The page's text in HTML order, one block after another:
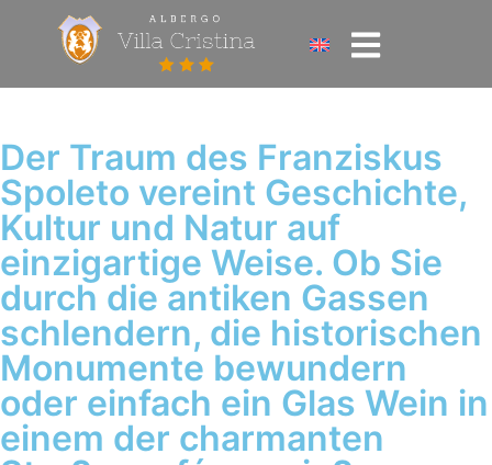
Der Traum des Franziskus
Spoleto vereint Geschichte,
Kultur und Natur auf
einzigartige Weise. Ob Sie
durch die antiken Gassen
schlendern, die historischen
Monumente bewundern
oder einfach ein Glas Wein in
einem der charmanten